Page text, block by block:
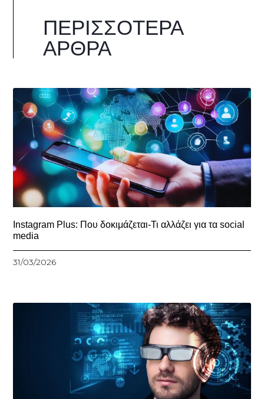
ΠΕΡΙΣΣΌΤΕΡΑ
ΆΡΘΡΑ
Instagram Plus: Που δοκιμάζεται-Τι αλλάζει για τα social
media
31/03/2026